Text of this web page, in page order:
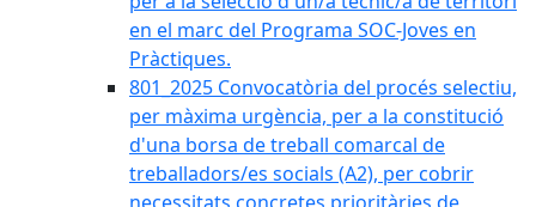
en el marc del Programa SOC-Joves en
Pràctiques.
801_2025 Convocatòria del procés selectiu,
per màxima urgència, per a la constitució
d'una borsa de treball comarcal de
treballadors/es socials (A2), per cobrir